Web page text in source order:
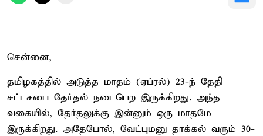
சென்னை,
தமிழகத்தில் அடுத்த மாதம் (ஏப்ரல்) 23-ந் தேதி
சட்டசபை தேர்தல் நடைபெற இருக்கிறது. அந்த
வகையில், தேர்தலுக்கு இன்னும் ஒரு மாதமே
இருக்கிறது. அதேபோல், வேட்புமனு தாக்கல் வரும் 30-